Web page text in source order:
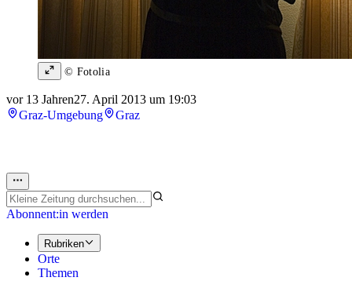
© Fotolia
vor 13 Jahren27. April 2013 um 19:03
Graz-Umgebung
Graz
Abonnent:in werden
Rubriken
Orte
Themen